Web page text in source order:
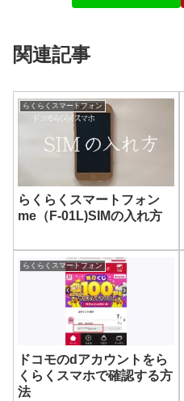
関連記事
らくらくスマートフォン
らくらくスマートフォン
me（F-01L)SIMの入れ方
らくらくスマートフォン
ドコモのdアカウントをら
くらくスマホで確認する方
法